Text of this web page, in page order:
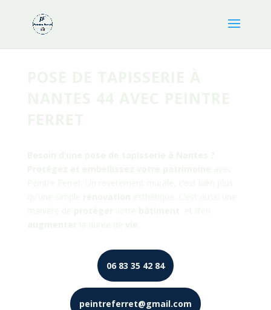
06 83 35 42 84
peintreferret@gmail.com